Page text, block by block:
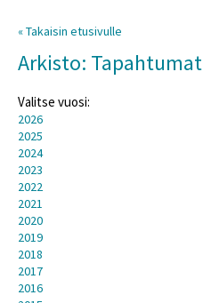
« Takaisin etusivulle
Arkisto: Tapahtumat
Valitse vuosi:
2026
2025
2024
2023
2022
2021
2020
2019
2018
2017
2016